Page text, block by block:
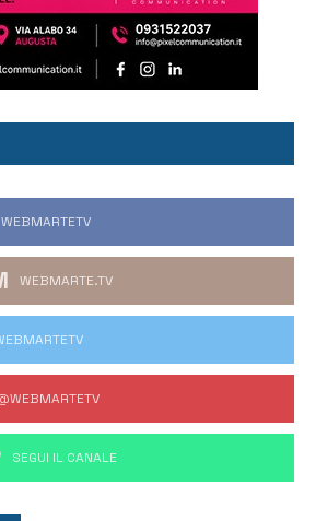
WEBMARTETV
WEBMARTE.TV
‎SEGUI IL CANALE